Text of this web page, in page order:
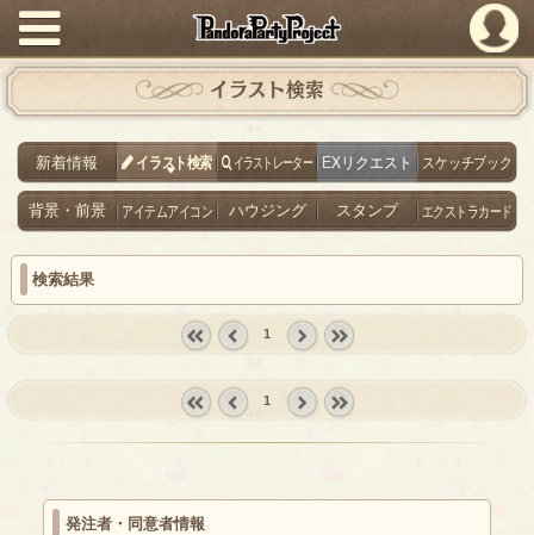
PandoraPartyProject
イラスト検索
新着情報 イラスト検索 イラストレーター EXリクエスト スケッチブック
背景・前景 アイテムアイコン ハウジング スタンプ エクストラカード
検索結果
prev
1
1
発注者・同意者情報